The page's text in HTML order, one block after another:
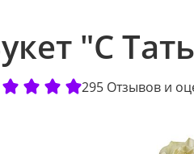
"С
295 Отзывов и